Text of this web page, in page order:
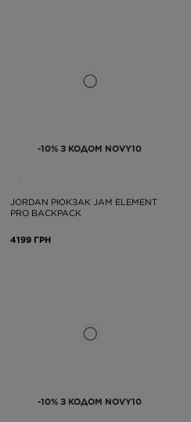
-10% З КОДОМ NOVY10
JORDAN РЮКЗАК JAM ELEMENT
PRO BACKPACK
4199 ГРН
-10% З КОДОМ NOVY10